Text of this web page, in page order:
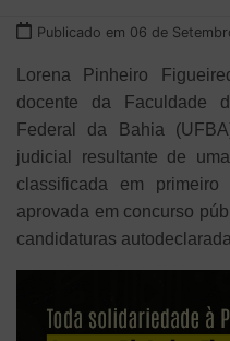
Publicado em 06 de
Lorena Pinheiro
docente da Faculdade
Federal da Bahia
judicial resultante de
classificada em
aprovada em concurso
candidaturas